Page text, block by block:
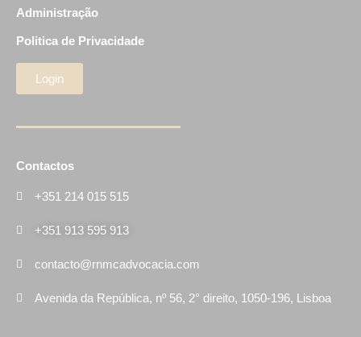
Administração
Politica de Privacidade
Login
Contactos
+351 214 015 515
+351 913 595 913
contacto@rnmcadvocacia.com
Avenida da República, nº 56, 2° direito, 1050-196, Lisboa